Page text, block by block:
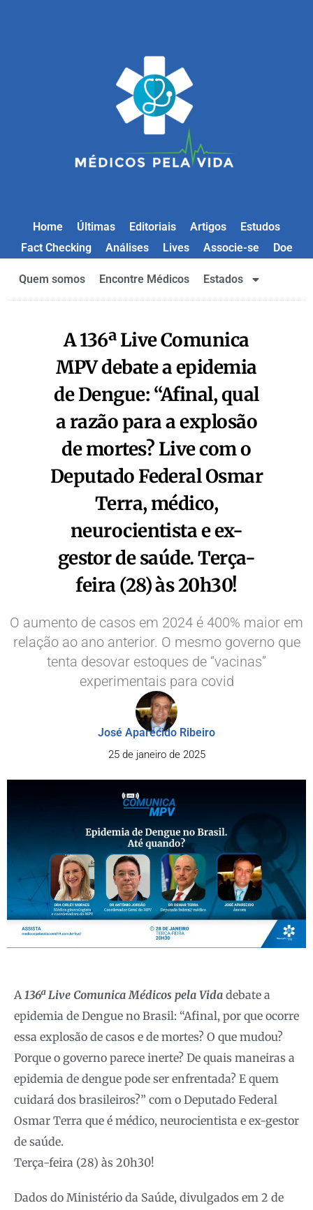
Home Últimas Editoriais Artigos
Estudos
Fact Checking
Análises Lives Associe-se Doe
Quem somos Encontre Médicos Estados
A 136ª Live Comunica
MPV debate a epidemia
de Dengue: “Afinal, qual
a razão para a explosão
de mortes? Live com o
Deputado Federal Osmar
Terra, médico,
neurocientista e ex-
gestor de saúde. Terça-
feira (28) às 20h30!
O aumento de casos em 2024 é 400% maior em
relação ao ano anterior. O mesmo governo que
tenta desovar estoques de “vacinas”
experimentais para covid
José Aparecido Ribeiro
25 de janeiro de 2025
A 136ª Live Comunica Médicos pela Vida debate a
epidemia de Dengue no Brasil: “Afinal, por que ocorre
essa explosão de casos e de mortes? O que mudou?
Porque o governo parece inerte? De quais maneiras a
epidemia de dengue pode ser enfrentada? E quem
cuidará dos brasileiros?” com o Deputado Federal
Osmar Terra que é médico, neurocientista e ex-gestor
de saúde.
Terça-feira (28) às 20h30!
Dados do Ministério da Saúde, divulgados em 2 de